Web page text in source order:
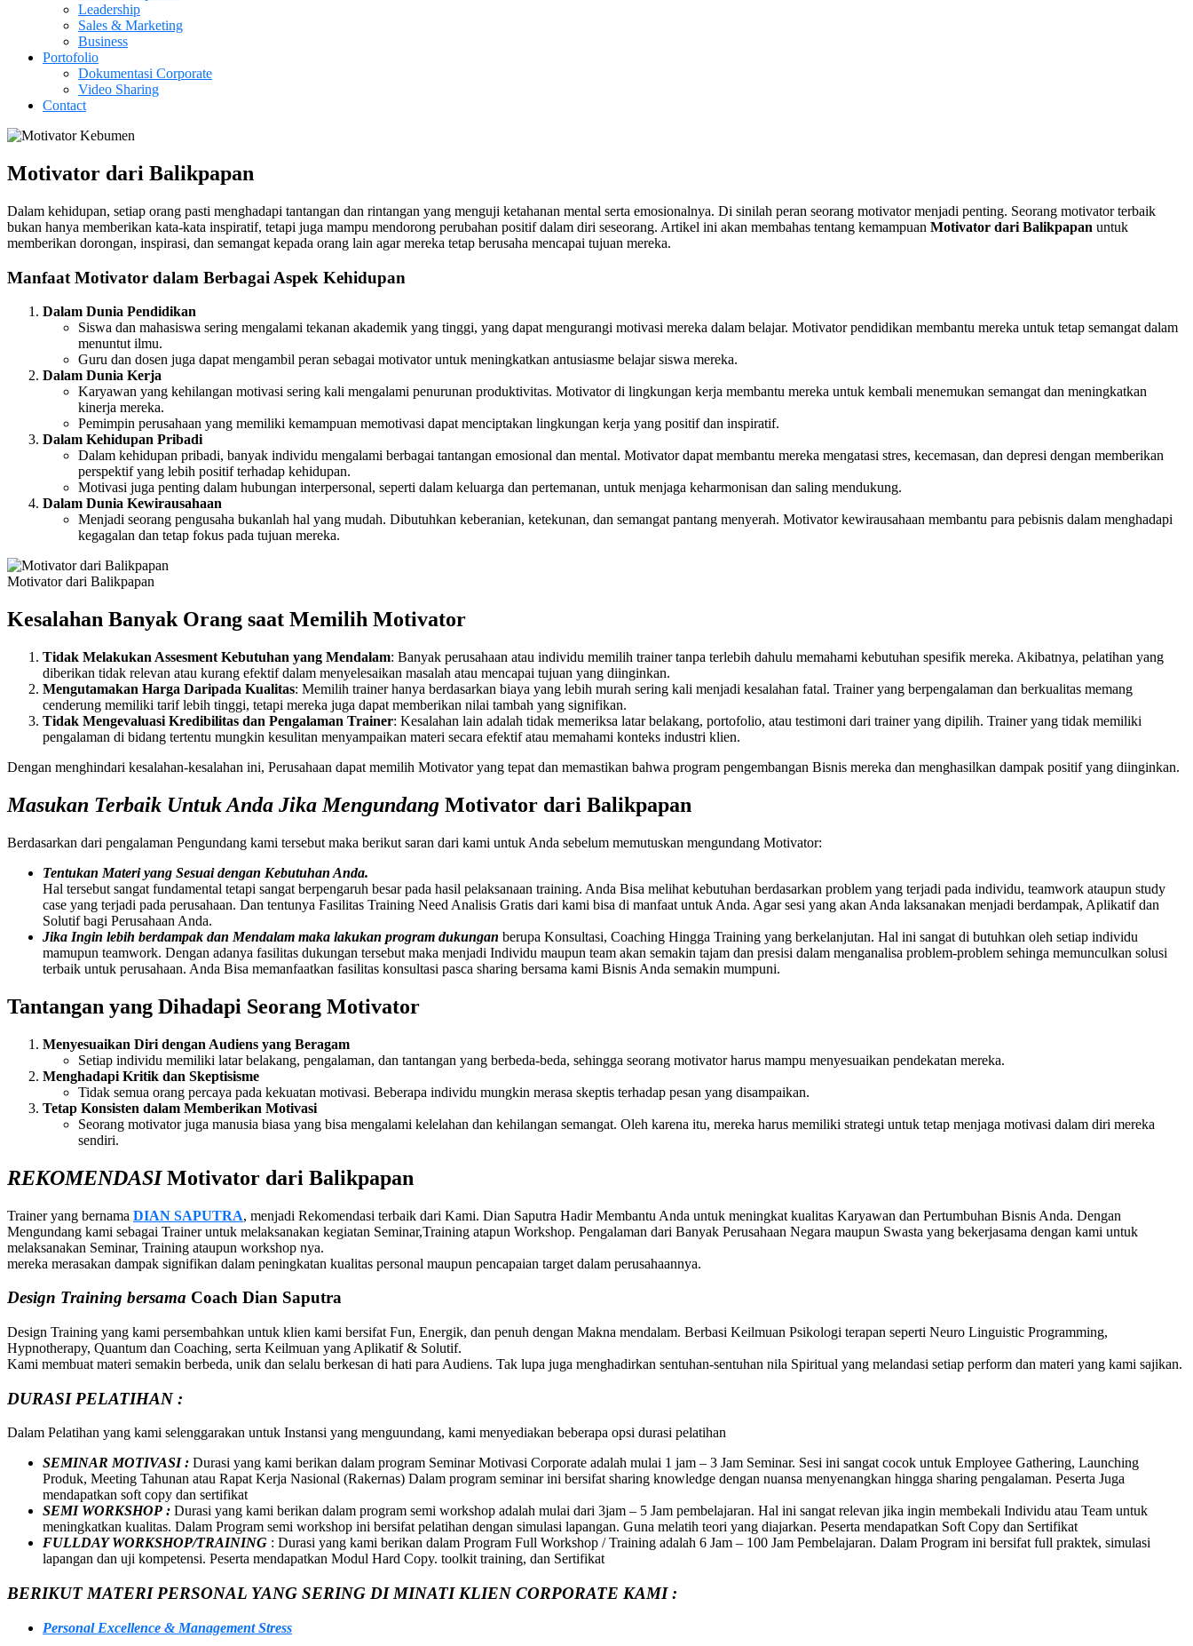
Leadership
Sales & Marketing
Business
Portofolio
Dokumentasi Corporate
Video Sharing
Contact
Motivator dari Balikpapan
Dalam kehidupan, setiap orang pasti menghadapi tantangan dan rintangan yang menguji ketahanan mental serta emosionalnya. Di sinilah peran seorang motivator menjadi penting. Seorang motivator terbaik
bukan hanya memberikan kata-kata inspiratif, tetapi juga mampu mendorong perubahan positif dalam diri seseorang. Artikel ini akan membahas tentang kemampuan Motivator dari Balikpapan untuk
memberikan dorongan, inspirasi, dan semangat kepada orang lain agar mereka tetap berusaha mencapai tujuan mereka.
Manfaat Motivator dalam Berbagai Aspek Kehidupan
Dalam Dunia Pendidikan
Siswa dan mahasiswa sering mengalami tekanan akademik yang tinggi, yang dapat mengurangi motivasi mereka dalam belajar. Motivator pendidikan membantu mereka untuk tetap semangat dalam
menuntut ilmu.
Guru dan dosen juga dapat mengambil peran sebagai motivator untuk meningkatkan antusiasme belajar siswa mereka.
Dalam Dunia Kerja
Karyawan yang kehilangan motivasi sering kali mengalami penurunan produktivitas. Motivator di lingkungan kerja membantu mereka untuk kembali menemukan semangat dan meningkatkan
kinerja mereka.
Pemimpin perusahaan yang memiliki kemampuan memotivasi dapat menciptakan lingkungan kerja yang positif dan inspiratif.
Dalam Kehidupan Pribadi
Dalam kehidupan pribadi, banyak individu mengalami berbagai tantangan emosional dan mental. Motivator dapat membantu mereka mengatasi stres, kecemasan, dan depresi dengan memberikan
perspektif yang lebih positif terhadap kehidupan.
Motivasi juga penting dalam hubungan interpersonal, seperti dalam keluarga dan pertemanan, untuk menjaga keharmonisan dan saling mendukung.
Dalam Dunia Kewirausahaan
Menjadi seorang pengusaha bukanlah hal yang mudah. Dibutuhkan keberanian, ketekunan, dan semangat pantang menyerah. Motivator kewirausahaan membantu para pebisnis dalam menghadapi
kegagalan dan tetap fokus pada tujuan mereka.
Motivator dari Balikpapan
Kesalahan Banyak Orang saat Memilih Motivator
Tidak Melakukan Assesment Kebutuhan yang Mendalam: Banyak perusahaan atau individu memilih trainer tanpa terlebih dahulu memahami kebutuhan spesifik mereka. Akibatnya, pelatihan yang
diberikan tidak relevan atau kurang efektif dalam menyelesaikan masalah atau mencapai tujuan yang diinginkan.
Mengutamakan Harga Daripada Kualitas: Memilih trainer hanya berdasarkan biaya yang lebih murah sering kali menjadi kesalahan fatal. Trainer yang berpengalaman dan berkualitas memang
cenderung memiliki tarif lebih tinggi, tetapi mereka juga dapat memberikan nilai tambah yang signifikan.
Tidak Mengevaluasi Kredibilitas dan Pengalaman Trainer: Kesalahan lain adalah tidak memeriksa latar belakang, portofolio, atau testimoni dari trainer yang dipilih. Trainer yang tidak memiliki
pengalaman di bidang tertentu mungkin kesulitan menyampaikan materi secara efektif atau memahami konteks industri klien.
Dengan menghindari kesalahan-kesalahan ini, Perusahaan dapat memilih Motivator yang tepat dan memastikan bahwa program pengembangan Bisnis mereka dan menghasilkan dampak positif yang diinginkan.
Masukan Terbaik Untuk Anda Jika Mengundang Motivator dari Balikpapan
Berdasarkan dari pengalaman Pengundang kami tersebut maka berikut saran dari kami untuk Anda sebelum memutuskan mengundang Motivator:
Tentukan Materi yang Sesuai dengan Kebutuhan Anda.
Hal tersebut sangat fundamental tetapi sangat berpengaruh besar pada hasil pelaksanaan training. Anda Bisa melihat kebutuhan berdasarkan problem yang terjadi pada individu, teamwork ataupun study
case yang terjadi pada perusahaan. Dan tentunya Fasilitas Training Need Analisis Gratis dari kami bisa di manfaat untuk Anda. Agar sesi yang akan Anda laksanakan menjadi berdampak, Aplikatif dan
Solutif bagi Perusahaan Anda.
Jika Ingin lebih berdampak dan Mendalam maka lakukan program dukungan berupa Konsultasi, Coaching Hingga Training yang berkelanjutan. Hal ini sangat di butuhkan oleh setiap individu
mamupun teamwork. Dengan adanya fasilitas dukungan tersebut maka menjadi Individu maupun team akan semakin tajam dan presisi dalam menganalisa problem-problem sehinga memunculkan solusi
terbaik untuk perusahaan. Anda Bisa memanfaatkan fasilitas konsultasi pasca sharing bersama kami Bisnis Anda semakin mumpuni.
Tantangan yang Dihadapi Seorang Motivator
Menyesuaikan Diri dengan Audiens yang Beragam
Setiap individu memiliki latar belakang, pengalaman, dan tantangan yang berbeda-beda, sehingga seorang motivator harus mampu menyesuaikan pendekatan mereka.
Menghadapi Kritik dan Skeptisisme
Tidak semua orang percaya pada kekuatan motivasi. Beberapa individu mungkin merasa skeptis terhadap pesan yang disampaikan.
Tetap Konsisten dalam Memberikan Motivasi
Seorang motivator juga manusia biasa yang bisa mengalami kelelahan dan kehilangan semangat. Oleh karena itu, mereka harus memiliki strategi untuk tetap menjaga motivasi dalam diri mereka
sendiri.
REKOMENDASIMotivator dari Balikpapan
Trainer yang bernama DIAN SAPUTRA, menjadi Rekomendasi terbaik dari Kami. Dian Saputra Hadir Membantu Anda untuk meningkat kualitas Karyawan dan Pertumbuhan Bisnis Anda. Dengan
Mengundang kami sebagai Trainer untuk melaksanakan kegiatan Seminar,Training atapun Workshop. Pengalaman dari Banyak Perusahaan Negara maupun Swasta yang bekerjasama dengan kami untuk
melaksanakan Seminar, Training ataupun workshop nya.
mereka merasakan dampak signifikan dalam peningkatan kualitas personal maupun pencapaian target dalam perusahaannya.
Design Training bersama Coach Dian Saputra
Design Training yang kami persembahkan untuk klien kami bersifat Fun, Energik, dan penuh dengan Makna mendalam. Berbasi Keilmuan Psikologi terapan seperti Neuro Linguistic Programming,
Hypnotherapy, Quantum dan Coaching, serta Keilmuan yang Aplikatif & Solutif.
Kami membuat materi semakin berbeda, unik dan selalu berkesan di hati para Audiens. Tak lupa juga menghadirkan sentuhan-sentuhan nila Spiritual yang melandasi setiap perform dan materi yang kami sajikan.
DURASI PELATIHAN :
Dalam Pelatihan yang kami selenggarakan untuk Instansi yang menguundang, kami menyediakan beberapa opsi durasi pelatihan
SEMINAR MOTIVASI : Durasi yang kami berikan dalam program Seminar Motivasi Corporate adalah mulai 1 jam – 3 Jam Seminar. Sesi ini sangat cocok untuk Employee Gathering, Launching
Produk, Meeting Tahunan atau Rapat Kerja Nasional (Rakernas) Dalam program seminar ini bersifat sharing knowledge dengan nuansa menyenangkan hingga sharing pengalaman. Peserta Juga
mendapatkan soft copy dan sertifikat
SEMI WORKSHOP : Durasi yang kami berikan dalam program semi workshop adalah mulai dari 3jam – 5 Jam pembelajaran. Hal ini sangat relevan jika ingin membekali Individu atau Team untuk
meningkatkan kualitas. Dalam Program semi workshop ini bersifat pelatihan dengan simulasi lapangan. Guna melatih teori yang diajarkan. Peserta mendapatkan Soft Copy dan Sertifikat
FULLDAY WORKSHOP/TRAINING : Durasi yang kami berikan dalam Program Full Workshop / Training adalah 6 Jam – 100 Jam Pembelajaran. Dalam Program ini bersifat full praktek, simulasi
lapangan dan uji kompetensi. Peserta mendapatkan Modul Hard Copy. toolkit training, dan Sertifikat
BERIKUT MATERI PERSONAL YANG SERING DI MINATI KLIEN CORPORATE KAMI :
Personal Excellence & Management Stress